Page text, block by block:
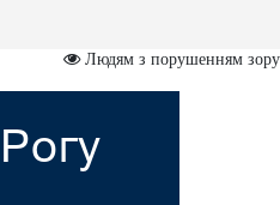
Людям з порушенням зору